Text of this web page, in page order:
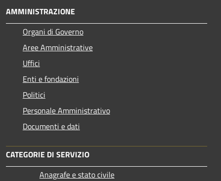
AMMINISTRAZIONE
Organi di Governo
Aree Amministrative
Uffici
Enti e fondazioni
Politici
Personale Amministrativo
Documenti e dati
CATEGORIE DI SERVIZIO
Anagrafe e stato civile